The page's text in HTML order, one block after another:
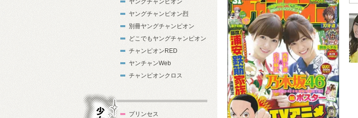
ヤングチャンピオン
ヤングチャンピオン烈
別冊ヤングチャンピオン
どこでもヤングチャンピオン
チャンピオンRED
ヤンチャンWeb
チャンピオンクロス
プリンセス